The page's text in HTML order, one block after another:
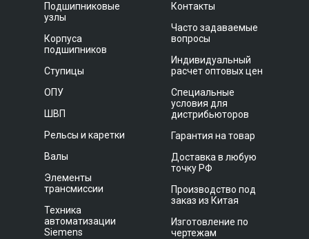
Подшипниковые
узлы
Корпуса
подшипников
Ступицы
ОПУ
ШВП
Рельсы и каретки
Валы
Элементы
трансмиссии
Техника
автоматизации
Siemens
Контакты
Часто задаваемые
вопросы
Индивидуальный
расчет оптовых цен
Специальные
условия для
дистрибьюторов
Гарантия на товар
Доставка в любую
точку РФ
Производство под
заказ из Китая
Изготовление по
чертежам